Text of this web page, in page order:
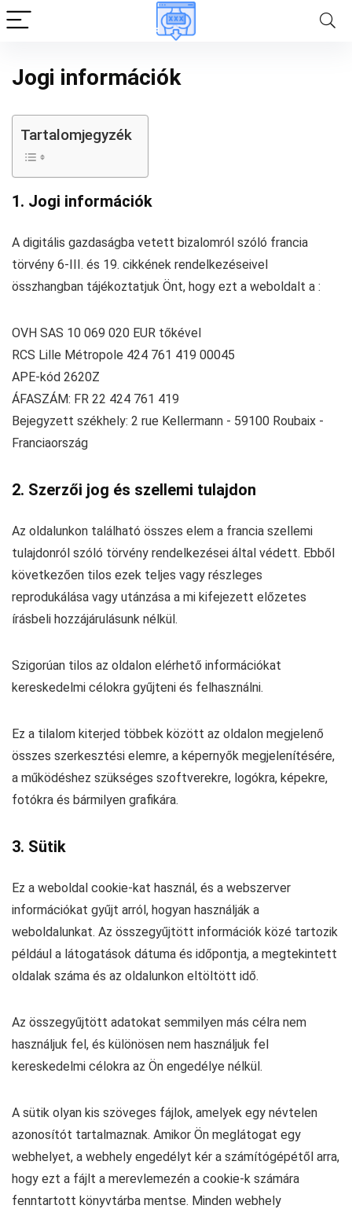
Jogi információk
Tartalomjegyzék
1. Jogi információk
A digitális gazdaságba vetett bizalomról szóló francia
törvény 6-III. és 19. cikkének rendelkezéseivel
összhangban tájékoztatjuk Önt, hogy ezt a weboldalt a :
OVH SAS 10 069 020 EUR tőkével
RCS Lille Métropole 424 761 419 00045
APE-kód 2620Z
ÁFASZÁM: FR 22 424 761 419
Bejegyzett székhely: 2 rue Kellermann - 59100 Roubaix -
Franciaország
2. Szerzői jog és szellemi tulajdon
Az oldalunkon található összes elem a francia szellemi
tulajdonról szóló törvény rendelkezései által védett. Ebből
következően tilos ezek teljes vagy részleges
reprodukálása vagy utánzása a mi kifejezett előzetes
írásbeli hozzájárulásunk nélkül.
Szigorúan tilos az oldalon elérhető információkat
kereskedelmi célokra gyűjteni és felhasználni.
Ez a tilalom kiterjed többek között az oldalon megjelenő
összes szerkesztési elemre, a képernyők megjelenítésére,
a működéshez szükséges szoftverekre, logókra, képekre,
fotókra és bármilyen grafikára.
3. Sütik
Ez a weboldal cookie-kat használ, és a webszerver
információkat gyűjt arról, hogyan használják a
weboldalunkat. Az összegyűjtött információk közé tartozik
például a látogatások dátuma és időpontja, a megtekintett
oldalak száma és az oldalunkon eltöltött idő.
Az összegyűjtött adatokat semmilyen más célra nem
használjuk fel, és különösen nem használjuk fel
kereskedelmi célokra az Ön engedélye nélkül.
A sütik olyan kis szöveges fájlok, amelyek egy névtelen
azonosítót tartalmaznak. Amikor Ön meglátogat egy
webhelyet, a webhely engedélyt kér a számítógépétől arra,
hogy ezt a fájlt a merevlemezén a cookie-k számára
fenntartott könyvtárba mentse. Minden webhely